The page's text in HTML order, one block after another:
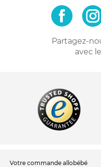
Partagez-
avec
votre commande allobébé